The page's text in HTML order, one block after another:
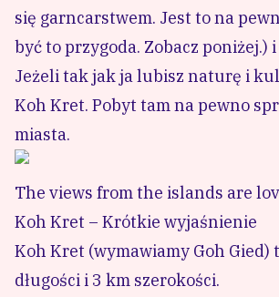
się garncarstwem. Jest to na
być to przygoda. Zobacz poniżej.)
Jeżeli tak jak ja lubisz naturę i
Koh Kret. Pobyt tam na pewno
miasta.
The views from the islands are
Koh Kret – Krótkie wyjaśnienie
Koh Kret (wymawiamy Goh Gied)
długości i 3 km szerokości.